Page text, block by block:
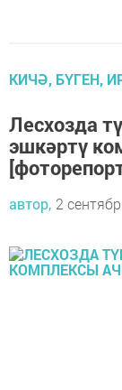
КИЧӘ, БҮГЕН,
Лесхозда
эшкәртү
автор, 2